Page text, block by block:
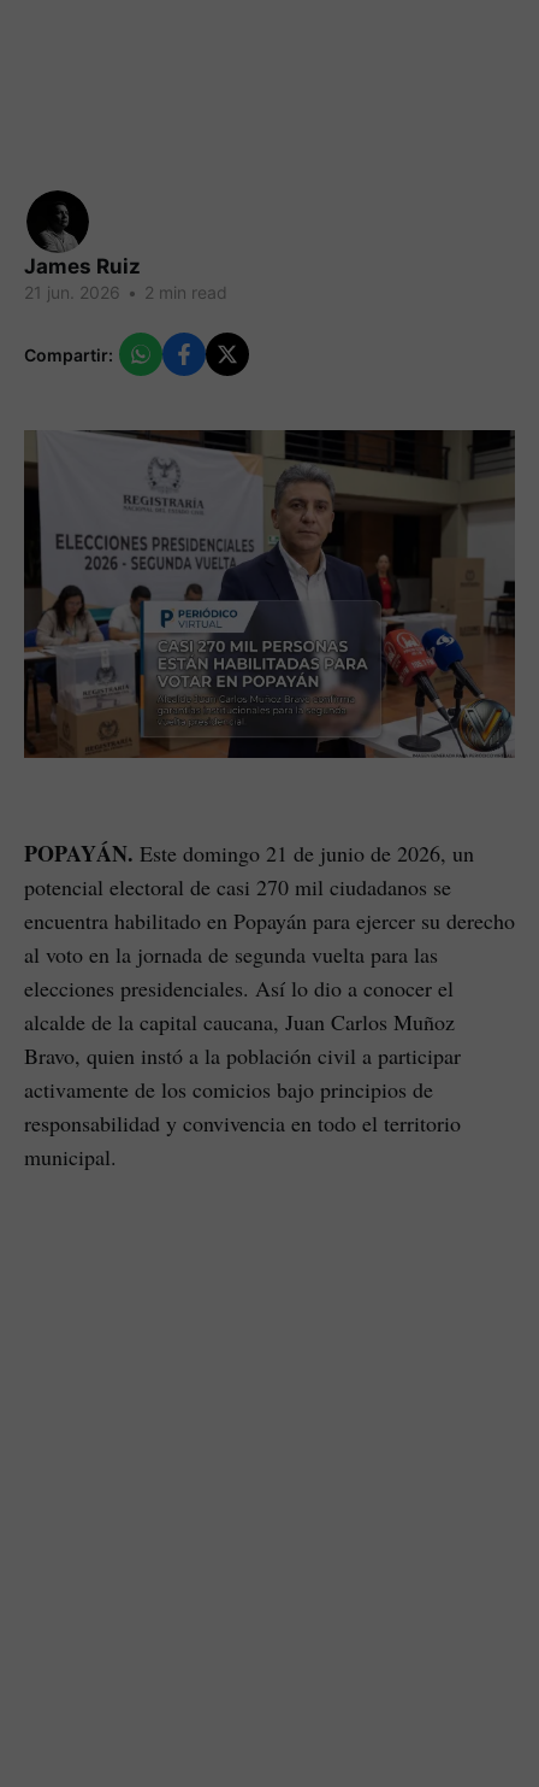
James Ruiz
21 jun. 2026 • 2 min read
Compartir:
POPAYÁN. Este domingo 21 de junio de 2026, un
potencial electoral de casi 270 mil ciudadanos se
encuentra habilitado en Popayán para ejercer su derecho
al voto en la jornada de segunda vuelta para las
elecciones presidenciales. Así lo dio a conocer el
alcalde de la capital caucana, Juan Carlos Muñoz
Bravo, quien instó a la población civil a participar
activamente de los comicios bajo principios de
responsabilidad y convivencia en todo el territorio
municipal.